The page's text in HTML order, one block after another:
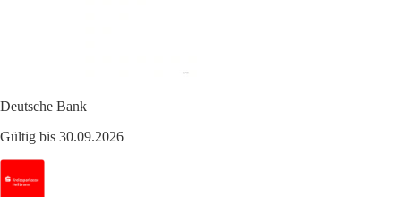
Deutsche Bank
Gültig bis 30.09.2026